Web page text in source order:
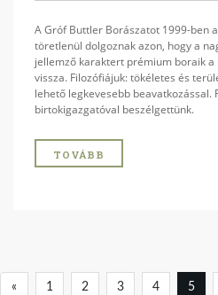
A Gróf Buttler Borászatot 1999-ben
töretlenül dolgoznak azon, hogy a
jellemző karaktert prémium boraik
vissza. Filozófiájuk: tökéletes és
lehető legkevesebb beavatkozással.
birtokigazgatóval beszélgettünk.
TOVÁBB
« 1 2 3 4 5